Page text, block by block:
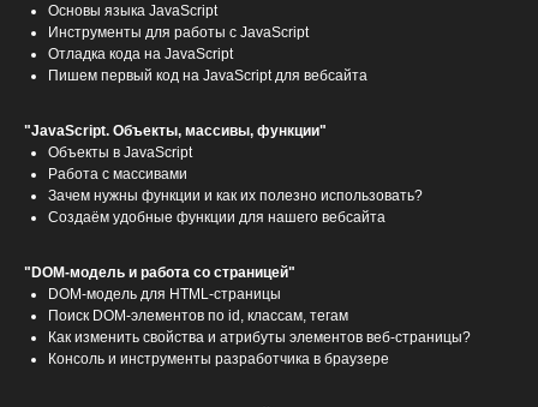
Основы языка JavaScript
Инструменты для работы с JavaScript
Отладка кода на JavaScript
Пишем первый код на JavaScript для вебсайта
"JavaScript. Объекты, массивы, функции"
Объекты в JavaScript
Работа с массивами
Зачем нужны функции и как их полезно использовать?
Создаём удобные функции для нашего вебсайта
"DOM-модель и работа со страницей"
DOM-модель для HTML-страницы
Поиск DOM-элементов по id, классам, тегам
Как изменить свойства и атрибуты элементов веб-страницы?
Консоль и инструменты разработчика в браузере